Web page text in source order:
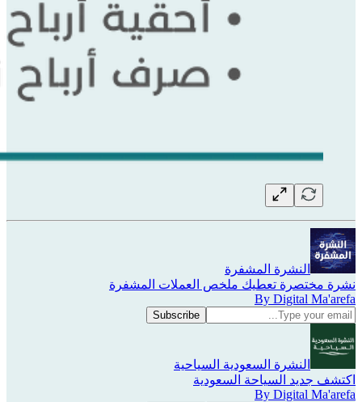
النشرة المشفرة
نشرة مختصرة تعطيك ملخص العملات المشفرة
By Digital Ma'arefa
النشرة السعودية السياحية
اكتشف جديد السياحة السعودية
By Digital Ma'arefa